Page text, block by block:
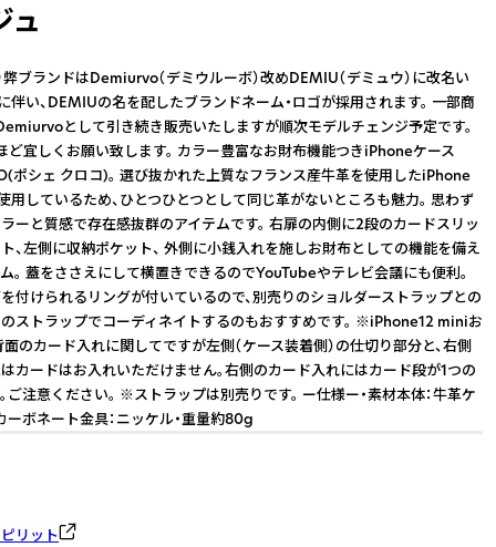
ュ
ブランドはDemiurvo（デミウルーボ）改めDEMIU（デミュウ）に改名い
伴い、DEMIUの名を配したブランドネーム・ロゴが採用されます。 一部商
として引き続き販売いたしますが順次モデルチェンジ予定です。
ど宜しくお願い致します。 カラー豊富なお財布機能つきiPhoneケース
ポシェ クロコ)。 選び抜かれた上質なフランス産牛革を使用したiPhone
用しているため、ひとつひとつとして同じ革がないところも魅力。 思わず
ーと質感で存在感抜群のアイテムです。 右扉の内側に2段のカードスリッ
、左側に収納ポケット、 外側に小銭入れを施しお財布としての機能を備え
。 蓋をささえにして横置きできるのでYouTubeやテレビ会議にも便利。
付けられるリングが付いているので、別売りのショルダーストラップとの
ストラップでコーディネイトするのもおすすめです。 ※iPhone12 miniお
のカード入れに関してですが左側（ケース装着側）の仕切り部分と、右側
カードはお入れいただけません。右側のカード入れにはカード段が1つの
ご注意ください。 ※ストラップは別売りです。 ー仕様ー・素材本体：牛革ケ
ーボネート金具：ニッケル・重量約80g
リット